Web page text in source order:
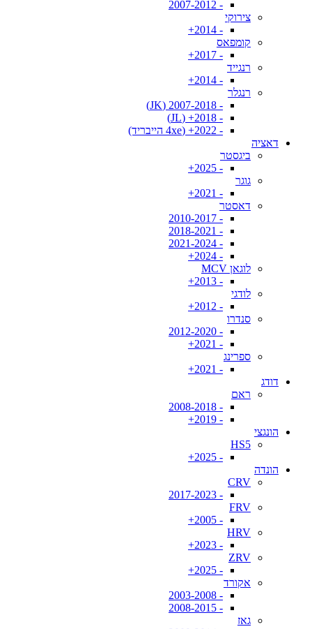
- 2007-2012
צירוקי
- 2014+
קומפאס
- 2017+
רנגייד
- 2014+
רנגלר
- 2007-2018 (JK)
- 2018+ (JL)
- 2022+ (4xe הייבריד)
דאציה
ביגסטר
- 2025+
גוגר
- 2021+
דאסטר
- 2010-2017
- 2018-2021
- 2021-2024
- 2024+
לוגאן MCV
- 2013+
לודגי
- 2012+
סנדרו
- 2012-2020
- 2021+
ספרינג
- 2021+
דודג
ראם
- 2008-2018
- 2019+
הונגצי
HS5
- 2025+
הונדה
CRV
- 2017-2023
FRV
- 2005+
HRV
- 2023+
ZRV
- 2025+
אקורד
- 2003-2008
- 2008-2015
גאז